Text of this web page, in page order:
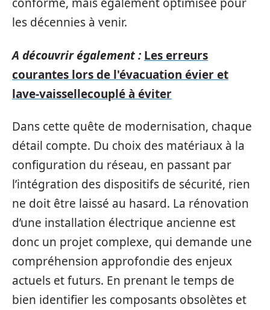
les décennies à venir.
A découvrir également : Les erreurs
courantes lors de l'évacuation évier et
lave-vaissellecouplé à éviter
Dans cette quête de modernisation, chaque
détail compte. Du choix des matériaux à la
configuration du réseau, en passant par
l’intégration des dispositifs de sécurité, rien
ne doit être laissé au hasard. La rénovation
d’une installation électrique ancienne est
donc un projet complexe, qui demande une
compréhension approfondie des enjeux
actuels et futurs. En prenant le temps de
bien identifier les composants obsolètes et